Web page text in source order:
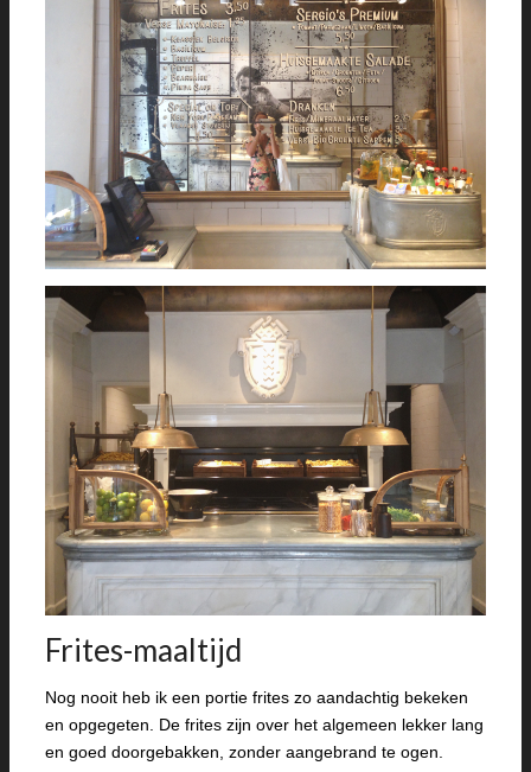
Frites-maaltijd
Nog nooit heb ik een portie frites zo aandachtig bekeken
en opgegeten. De frites zijn over het algemeen lekker lang
en goed doorgebakken, zonder aangebrand te ogen.